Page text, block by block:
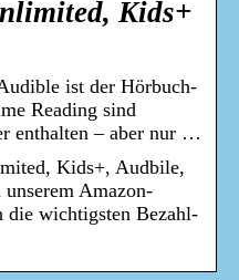
Kids+
ist der Hörbuch-
Reading sind
enthalten – aber nur …
Kids+, Audbile,
Amazon-
die wichtigsten Bezahl-